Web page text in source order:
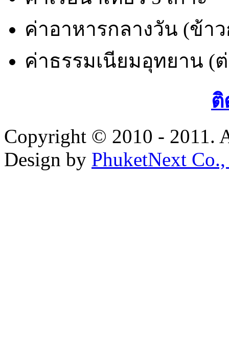
ค่าอาหารกลางวัน (ข้า
ค่าธรรมเนียมอุทยาน (
ติ
Copyright © 2010 - 2011.
Design by PhuketNext